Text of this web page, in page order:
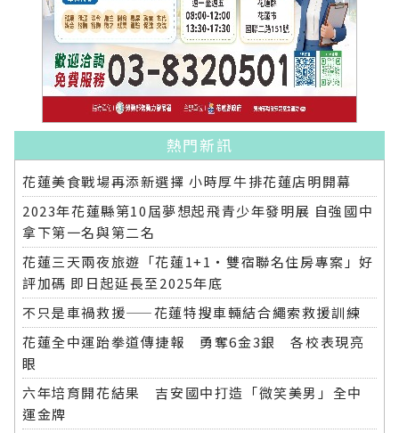
熱門新訊
花蓮美食戰場再添新選擇 小時厚牛排花蓮店明開幕
2023年花蓮縣第10屆夢想起飛青少年發明展 自強國中
拿下第一名與第二名
花蓮三天兩夜旅遊「花蓮1+1‧雙宿聯名住房專案」好
評加碼 即日起延長至2025年底
不只是車禍救援——花蓮特搜車輛結合繩索救援訓練
花蓮全中運跆拳道傳捷報 勇奪6金3銀 各校表現亮
眼
六年培育開花結果 吉安國中打造「微笑美男」全中
運金牌